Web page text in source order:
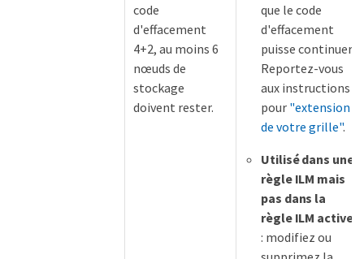
code
d'effacement
4+2, au moins 6
nœuds de
stockage
doivent rester.
que le code
d'effacement
puisse continuer.
Reportez-vous
aux instructions
pour "extension
de votre grille".
Utilisé dans une
règle ILM mais
pas dans la
règle ILM active
: modifiez ou